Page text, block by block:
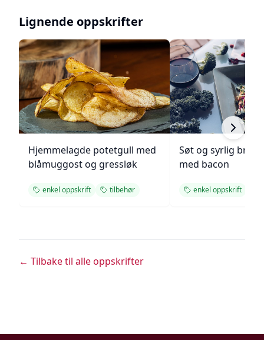
Lignende oppskrifter
Hjemmelagde potetgull med
blåmuggost og gressløk
enkel oppskrift tilbehør
Søt og syrlig
med bacon
enkel oppskrift
← Tilbake til alle oppskrifter